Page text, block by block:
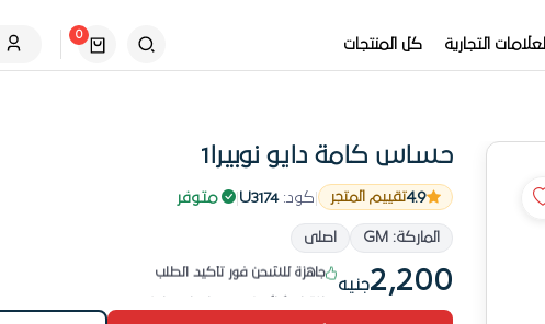
العلامات التجارية كل المنتجات
0
حساس كامة دايو نوبيرا1
4.9تقييم المتجر كود:U3174 متوفر
الماركة: GM اصلى
2,200جنيه
اختيار شائع في حساسات وبلوف